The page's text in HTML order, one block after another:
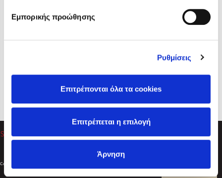
Εμπορικής προώθησης
Ρυθμίσεις
Επιτρέπονται όλα τα cookies
Επιτρέπεται η επιλογή
Άρνηση
Sebastian Fitzek
Playlist
Στέφανος Ξενάκης
Φίλτρα
Υπηρεσίες
Βοήθεια
Ακολουθήστε μας
Copyright © 2026
Created by